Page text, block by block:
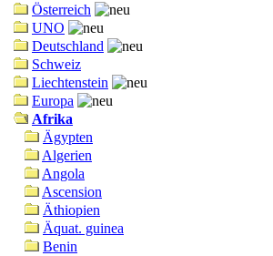
Österreich
UNO
Deutschland
Schweiz
Liechtenstein
Europa
Afrika
Ägypten
Algerien
Angola
Ascension
Äthiopien
Äquat. guinea
Benin